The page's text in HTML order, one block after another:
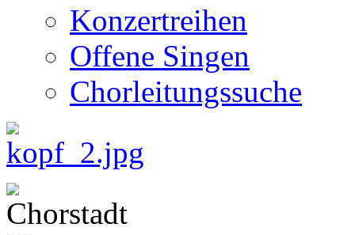
Konzertreihen
Offene Singen
Chorleitungssuche